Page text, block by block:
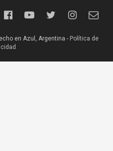
en Azul, Argentina - Política de